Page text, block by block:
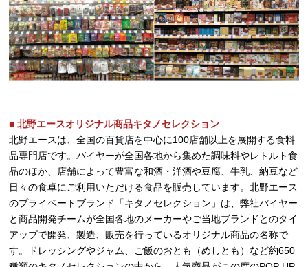
■ 北野エースオリジナル商品キタノセレクション
北野エースは、全国の百貨店を中心に100店舗以上を展開する食料
品専門店です。バイヤーが全国各地から集めた調味料やレトルト食
品のほか、店舗によって豊富な和酒・洋酒や豆腐、牛乳、納豆など
日々の食卓にご利用いただける食品を販売しています。北野エース
のプライベートブランド「キタノセレクション」は、弊社バイヤー
と商品開発チームが全国各地のメーカーやご当地ブランドとのタイ
アップで開発、製造、販売を行っているオリジナル商品の名称で
す。ドレッシングやジャム、ご飯のおとも（めしとも）など約650